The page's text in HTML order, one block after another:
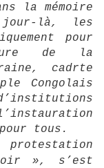
la mémoire
jour-là, les
pour
de la
cadrte
Congolais
tous.
protestation
», s’est